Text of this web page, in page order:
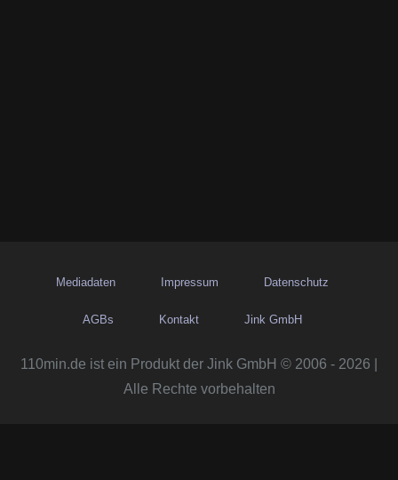
Mediadaten Impressum Datenschutz
AGBs Kontakt Jink GmbH
110min.de ist ein Produkt der Jink GmbH © 2006 - 2026 |
Alle Rechte vorbehalten